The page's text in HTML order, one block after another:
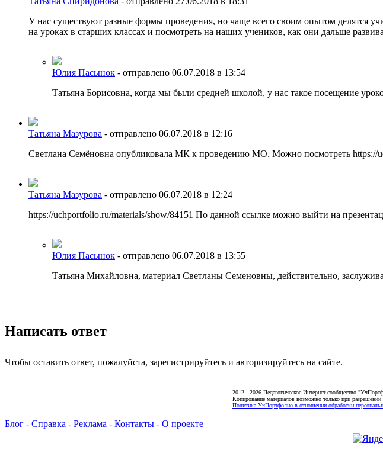
У нас существуют разные формы проведения, но чаще всего своим опытом делятся
на уроках в старших классах и посмотреть на наших учеников, как они дальше
Юлия Пасынок - отправлено 06.07.2018 в 13:54
Татьяна Борисовна, когда мы были средней школой, у нас такое посещение
Татьяна Мазурова - отправлено 06.07.2018 в 12:16
Светлана Семёновна опубликовала МК к проведению МО. Можно посмотреть https://
Татьяна Мазурова - отправлено 06.07.2018 в 12:24
https://uchportfolio.ru/materials/show/84151 По данной ссылке можно выйти на
Юлия Пасынок - отправлено 06.07.2018 в 13:55
Татьяна Михайловна, материал Светланы Семеновны, действительно,
Написать ответ
Чтобы оставить ответ, пожалуйста, зарегистрируйтесь и авторизируйтесь на сайте.
2012 - 2026 Педагогическое Интернет-сообщество
Копирование материалов возможно только при разрешении
Политика УчПортфолио в отношении обработки
Блог - Справка - Реклама - Контакты - О проекте